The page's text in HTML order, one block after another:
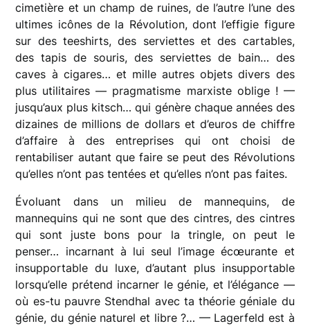
cimetière et un champ de ruines, de l’autre l’une des
ultimes icônes de la Révolution, dont l’effigie figure
sur des teeshirts, des serviettes et des cartables,
des tapis de souris, des serviettes de bain… des
caves à cigares… et mille autres objets divers des
plus utilitaires — pragmatisme marxiste oblige ! —
jusqu’aux plus kitsch… qui génère chaque années des
dizaines de millions de dollars et d’euros de chiffre
d’affaire à des entreprises qui ont choisi de
rentabiliser autant que faire se peut des Révolutions
qu’elles n’ont pas tentées et qu’elles n’ont pas faites.
Évoluant dans un milieu de mannequins, de
mannequins qui ne sont que des cintres, des cintres
qui sont juste bons pour la tringle, on peut le
penser… incarnant à lui seul l’image écœurante et
insupportable du luxe, d’autant plus insupportable
lorsqu’elle prétend incarner le génie, et l’élégance —
où es-tu pauvre Stendhal avec ta théorie géniale du
génie, du génie naturel et libre ?… — Lagerfeld est à